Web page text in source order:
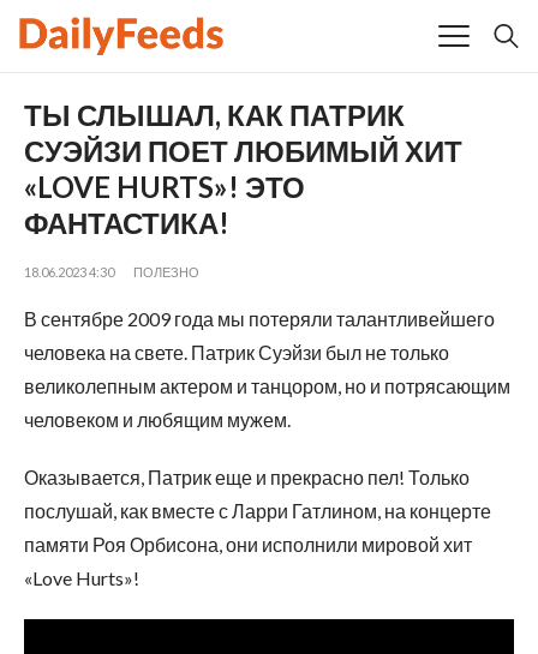
ТЫ СЛЫШАЛ, КАК ПАТРИК
СУЭЙЗИ ПОЕТ ЛЮБИМЫЙ ХИТ
«LOVE HURTS»! ЭТО
ФАНТАСТИКА!
18.06.2023 4:30 ПОЛЕЗНО
В сентябре 2009 года мы потеряли талантливейшего
человека на свете. Патрик Суэйзи был не только
великолепным актером и танцором, но и потрясающим
человеком и любящим мужем.
Оказывается, Патрик еще и прекрасно пел! Только
послушай, как вместе с Ларри Гатлином, на концерте
памяти Роя Орбисона, они исполнили мировой хит
«Love Hurts»!